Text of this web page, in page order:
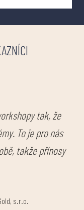
tak, že
To je pro nás
takže přínosy
s.r.o.